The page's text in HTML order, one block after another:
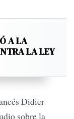
A LA
LA LEY
Didier
sobre la